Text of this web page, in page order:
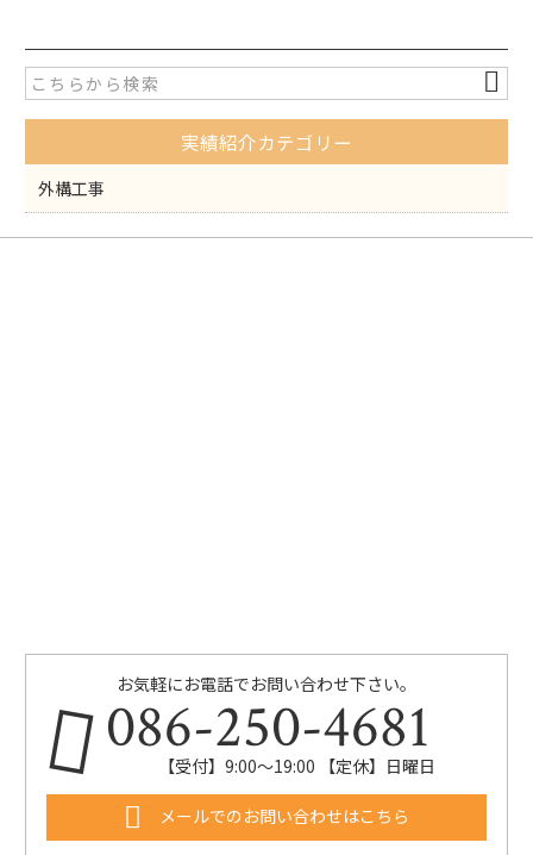
e
b
o
o
k
er
実績紹介カテゴリー
外構工事
お気軽にお電話でお問い合わせ下さい。
086-250-4681
【受付】9:00〜19:00 【定休】日曜日
メールでのお問い合わせはこちら